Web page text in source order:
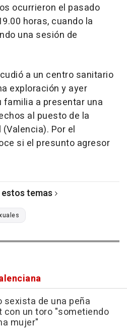
ocurrieron el pasado
horas, cuando la
una sesión de
a un centro sanitario
exploración y ayer
a presentar una
al puesto de la
Por el
si el presunto agresor
temas
sexista de una peña
con un toro "sometiendo
mujer"